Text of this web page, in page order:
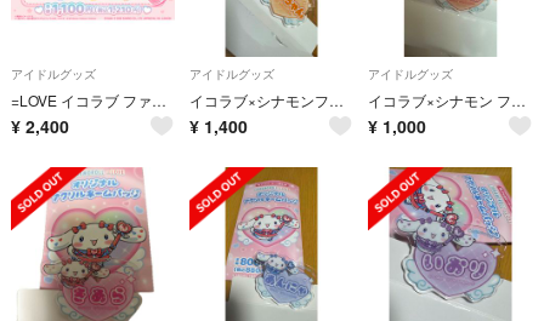
アイドルグッズ
=LOVE イコラブ ファミリーマート限定シナモンオリジナルぬいぐるみヘアゴム
¥ 2,400
アイドルグッズ
イコラブ×シナモンファミリーマート限定魔法少女衣装ネームバッジはなちゃん
¥ 1,400
アイドルグッズ
イコラブ×シナモン ファミリーマート限定魔法少女衣装 アクリルネームバッジひとみ
¥ 1,000